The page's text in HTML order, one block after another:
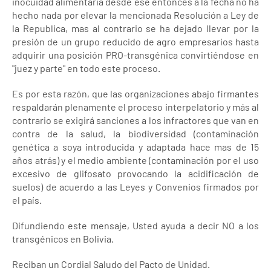
hecho nada por elevar la mencionada Resolución a Ley de
la Republica, mas al contrario se ha dejado llevar por la
presión de un grupo reducido de agro empresarios hasta
adquirir una posición PRO-transgénica convirtiéndose en
"juez y parte" en todo este proceso.
Es por esta razón, que las organizaciones abajo firmantes
respaldarán plenamente el proceso interpelatorio y más al
contrario se exigirá sanciones a los infractores que van en
contra de la salud, la biodiversidad (contaminación
genética a soya introducida y adaptada hace mas de 15
años atrás) y el medio ambiente (contaminación por el uso
excesivo de glifosato provocando la acidificación de
suelos) de acuerdo a las Leyes y Convenios firmados por
el país.
Difundiendo este mensaje, Usted ayuda a decir NO a los
transgénicos en Bolivia.
Reciban un Cordial Saludo del Pacto de Unidad.